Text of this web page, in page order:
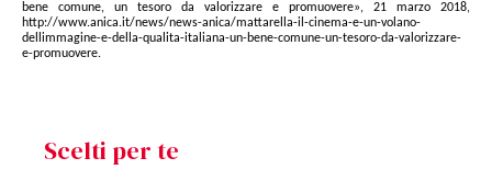
bene comune, un tesoro da valorizzare e promuovere», 21 marzo 2018,
http://www.anica.it/news/news-anica/mattarella-il-cinema-e-un-volano-
dellimmagine-e-della-qualita-italiana-un-bene-comune-un-tesoro-da-valorizzare-
e-promuovere.
Scelti per te